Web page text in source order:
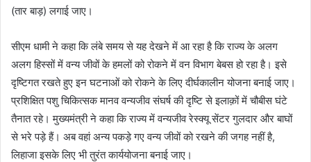
(तार बाड़) लगाई जाए।
सीएम धामी ने कहा कि लंबे समय से यह देखने में आ रहा है कि राज्य के अलग
अलग हिस्सों में वन्य जीवों के हमलों को रोकने में वन विभाग बेबस हो रहा है। इसे
दृष्टिगत रखते हुए इन घटनाओं को रोकने के लिए दीर्घकालीन योजना बनाई जाए।
प्रशिक्षित पशु चिकित्सक मानव वन्यजीव संघर्ष की दृष्टि से इलाक़ों में चौबीस घंटे
तैनात रहे। मुख्यमंत्री ने कहा कि राज्य में वन्यजीव रेस्क्यू सेंटर गुलदार और बाघों
से भरे पड़े हैं। अब वहां अन्य पकड़े गए वन्य जीवों को रखने की जगह नहीं है,
लिहाजा इसके लिए भी तुरंत कार्ययोजना बनाई जाए।